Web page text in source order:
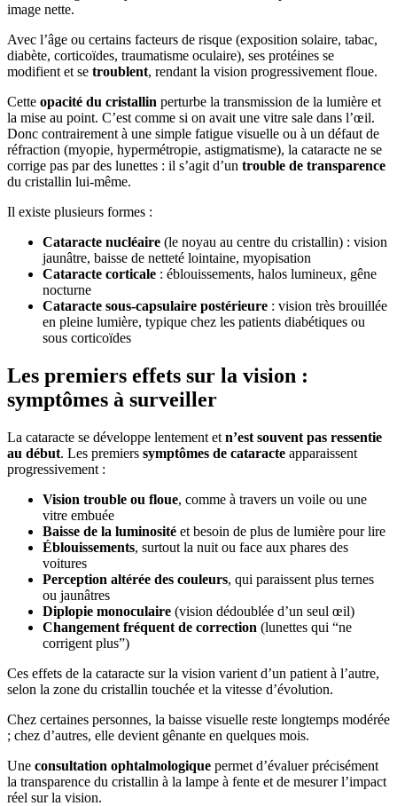
image nette.
Avec l’âge ou certains facteurs de risque (exposition solaire, tabac,
diabète, corticoïdes, traumatisme oculaire), ses protéines se
modifient et se troublent, rendant la vision progressivement floue.
Cette opacité du cristallin perturbe la transmission de la lumière et
la mise au point. C’est comme si on avait une vitre sale dans l’œil.
Donc contrairement à une simple fatigue visuelle ou à un défaut de
réfraction (myopie, hypermétropie, astigmatisme), la cataracte ne se
corrige pas par des lunettes : il s’agit d’un trouble de transparence
du cristallin lui-même.
Il existe plusieurs formes :
Cataracte nucléaire (le noyau au centre du cristallin) : vision
jaunâtre, baisse de netteté lointaine, myopisation
Cataracte corticale : éblouissements, halos lumineux, gêne
nocturne
Cataracte sous-capsulaire postérieure : vision très brouillée
en pleine lumière, typique chez les patients diabétiques ou
sous corticoïdes
Les premiers effets sur la vision :
symptômes à surveiller
La cataracte se développe lentement et n’est souvent pas ressentie
au début. Les premiers symptômes de cataracte apparaissent
progressivement :
Vision trouble ou floue, comme à travers un voile ou une
vitre embuée
Baisse de la luminosité et besoin de plus de lumière pour lire
Éblouissements, surtout la nuit ou face aux phares des
voitures
Perception altérée des couleurs, qui paraissent plus ternes
ou jaunâtres
Diplopie monoculaire (vision dédoublée d’un seul œil)
Changement fréquent de correction (lunettes qui “ne
corrigent plus”)
Ces effets de la cataracte sur la vision varient d’un patient à l’autre,
selon la zone du cristallin touchée et la vitesse d’évolution.
Chez certaines personnes, la baisse visuelle reste longtemps modérée
; chez d’autres, elle devient gênante en quelques mois.
Une consultation ophtalmologique permet d’évaluer précisément
la transparence du cristallin à la lampe à fente et de mesurer l’impact
réel sur la vision.